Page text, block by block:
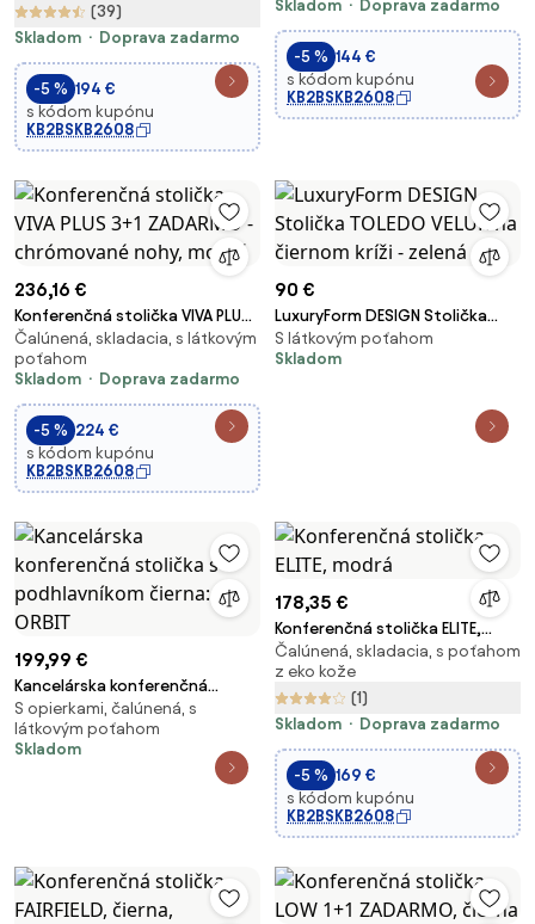
(39)
Skladom
Doprava zadarmo
-5 % 194 €
s kódom kupónu
KB2BSKB2608
Skladom Doprava zadarmo
-5 % 144 €
s kódom kupónu
KB2BSKB2608
236,16 €
Konferenčná stolička VIVA PLUS
3+1 ZADARMO - chrómované
nohy, modrá
Čalúnená, skladacia, s látkovým
poťahom
Skladom
Doprava zadarmo
-5 % 224 €
s kódom kupónu
KB2BSKB2608
90 €
LuxuryForm DESIGN Stolička
TOLEDO VELUR na čiernom kríži -
zelená
S látkovým poťahom
Skladom
199,99 €
Kancelárska konferenčná
stolička s podhlavníkom čierna:
ORBIT
S opierkami, čalúnená, s
látkovým poťahom
Skladom
178,35 €
Konferenčná stolička ELITE,
modrá
Čalúnená, skladacia, s poťahom
z eko kože
(1)
Skladom
Doprava zadarmo
-5 % 169 €
s kódom kupónu
KB2BSKB2608